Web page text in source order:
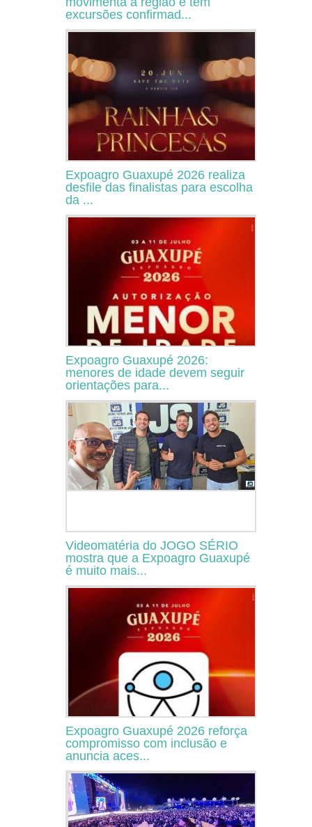
excursões confirmad...
Expoagro Guaxupé 2026 realiza
desfile das finalistas para escolha
da ...
Expoagro Guaxupé 2026:
menores de idade devem seguir
orientações para...
Videomatéria do JOGO SÉRIO
mostra que a Expoagro Guaxupé
é muito mais...
Expoagro Guaxupé 2026 reforça
compromisso com inclusão e
anuncia aces...